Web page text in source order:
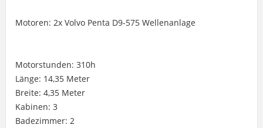
Motoren: 2x Volvo Penta D9-575 Wellenanlage
Motorstunden: 310h
Länge: 14,35 Meter
Breite: 4,35 Meter
Kabinen: 3
Badezimmer: 2